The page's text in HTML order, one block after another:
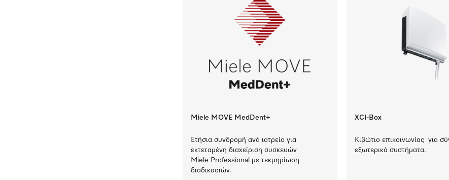
Miele MOVE MedDent+
Ετήσια συνδρομή ανά ιατρείο για
εκτεταμένη διαχείριση συσκευών
Miele Professional με τεκμηρίωση
διαδικασιών.
XCI-Box
Κιβώτιο επικοινωνίας για
εξωτερικά συστήματα.